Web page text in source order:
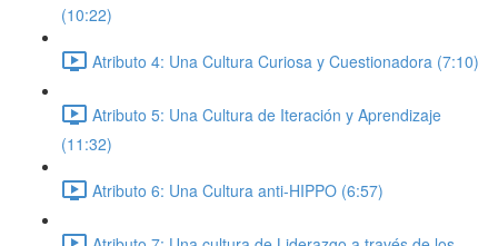
(10:22)
Atributo 4: Una Cultura Curiosa y Cuestionadora (7:10)
Atributo 5: Una Cultura de Iteración y Aprendizaje
(11:32)
Atributo 6: Una Cultura anti-HIPPO (6:57)